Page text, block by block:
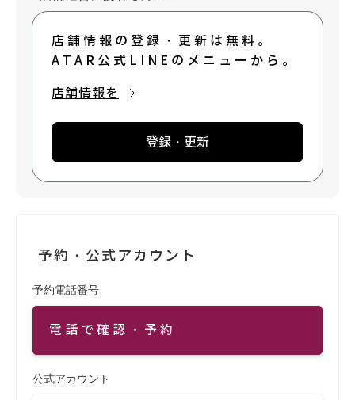
店舗情報の登録・更新は無料。
ATAR公式LINEのメニューから。
店舗情報を
登録・更新
予約・公式アカウント
予約電話番号
電話で確認・予約
公式アカウント